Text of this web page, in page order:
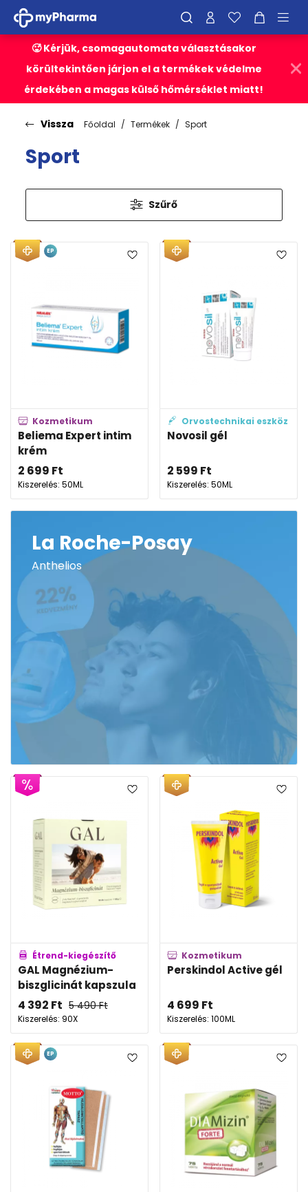
🥵 Kérjük, csomagautomata választásakor
körültekintően járjon el a termékek védelme
érdekében a magas külső hőmérséklet miatt!
Vissza Főoldal Termékek Sport
Sport
Szűrő
Kozmetikum
Beliema Expert intim
krém
2 699 Ft
Kiszerelés: 50ML
EP
Orvostechnikai eszköz
Novosil gél
2 599 Ft
Kiszerelés: 50ML
La Roche-Posay
Anthelios
Étrend-kiegészítő
GAL Magnézium-
biszglicinát kapszula
4 392 Ft 5 490Ft
Kiszerelés: 90X
Kozmetikum
Perskindol Active gél
4 699 Ft
Kiszerelés: 100ML
EP